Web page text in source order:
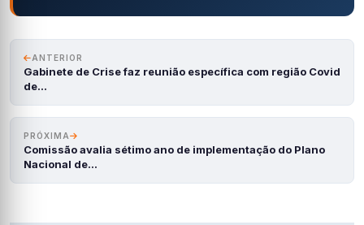
ANTERIOR
Gabinete de Crise faz reunião específica com região Covid
de…
PRÓXIMA
Comissão avalia sétimo ano de implementação do Plano
Nacional de…